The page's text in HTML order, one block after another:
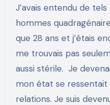
J’avais entendu de
hommes
que 28 ans et j’étais
me trouvais pas
aussi stérile. Je
mon état se
relations. Je suis